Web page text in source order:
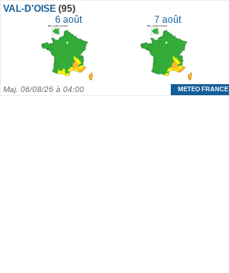
VAL-D'OISE (95)
6 août
7 août
Maj. 06/08/26 à 04:00